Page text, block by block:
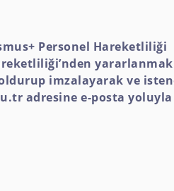
Personel Hareketliliği
yararlanmak
imzalayarak ve
adresine e-posta yoluyla